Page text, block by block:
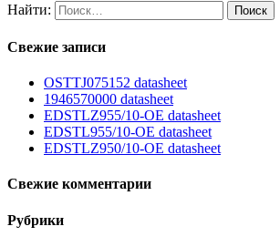
Найти:
Свежие записи
OSTTJ075152 datasheet
1946570000 datasheet
EDSTLZ955/10-OE datasheet
EDSTL955/10-OE datasheet
EDSTLZ950/10-OE datasheet
Свежие комментарии
Рубрики